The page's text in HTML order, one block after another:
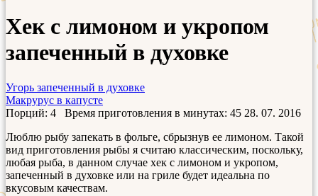
Хек с лимоном и укропом
запеченный в духовке
Угорь запеченный в духовке
Макрурус в капусте
Порций: 4 Время приготовления в минутах: 45 28. 07. 2016
Люблю рыбу запекать в фольге, сбрызнув ее лимоном. Такой
вид приготовления рыбы я считаю классическим, поскольку,
любая рыба, в данном случае хек с лимоном и укропом,
запеченный в духовке или на гриле будет идеальна по
вкусовым качествам.